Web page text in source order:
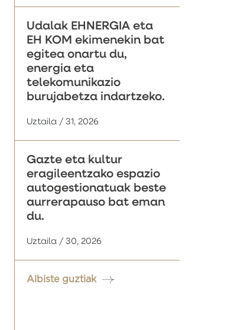
Udalak EHNERGIA eta
EH KOM ekimenekin bat
egitea onartu du,
energia eta
telekomunikazio
burujabetza indartzeko.
Uztaila / 31, 2026
Gazte eta kultur
eragileentzako espazio
autogestionatuak beste
aurrerapauso bat eman
du.
Uztaila / 30, 2026
Albiste guztiak